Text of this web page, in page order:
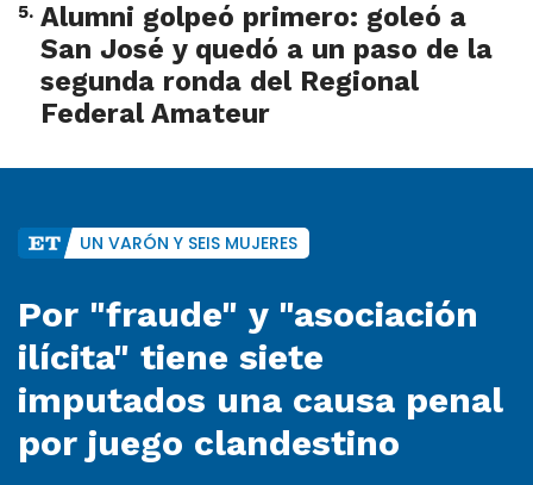
5. Alumni golpeó primero: goleó a
San José y quedó a un paso de la
segunda ronda del Regional
Federal Amateur
UN VARÓN Y SEIS MUJERES
Por "fraude" y "asociación
ilícita" tiene siete
imputados una causa penal
por juego clandestino